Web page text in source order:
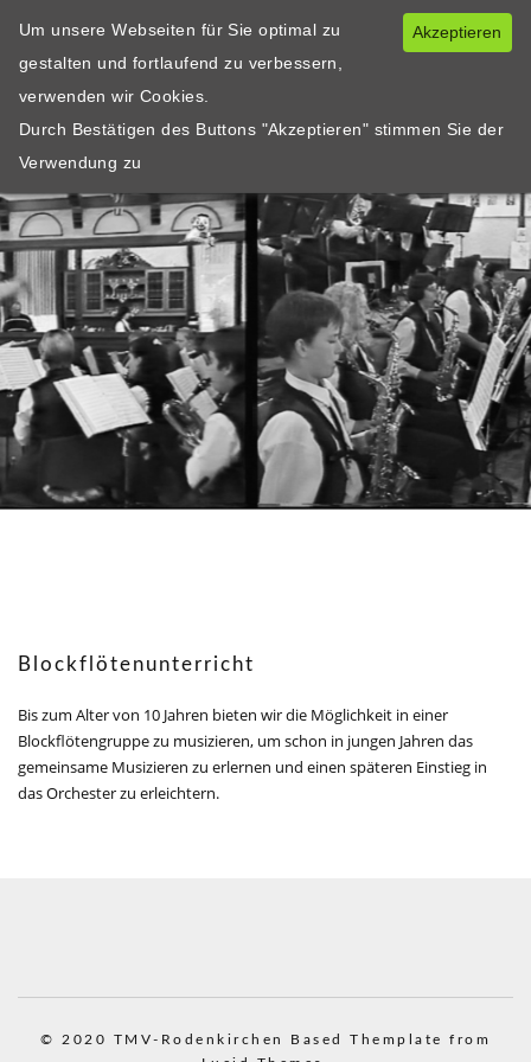
Blockflötenunterricht
Bis zum Alter von 10 Jahren bieten wir die Möglichkeit in einer
Blockflötengruppe zu musizieren, um schon in jungen Jahren das
gemeinsame Musizieren zu erlernen und einen späteren Einstieg in
das Orchester zu erleichtern.
© 2020 TMV-Rodenkirchen Based Themplate from
Akzeptieren
Um unsere Webseiten für Sie optimal zu
gestalten und fortlaufend zu verbessern,
verwenden wir Cookies.
Durch Bestätigen des Buttons "Akzeptieren" stimmen Sie der
Verwendung zu